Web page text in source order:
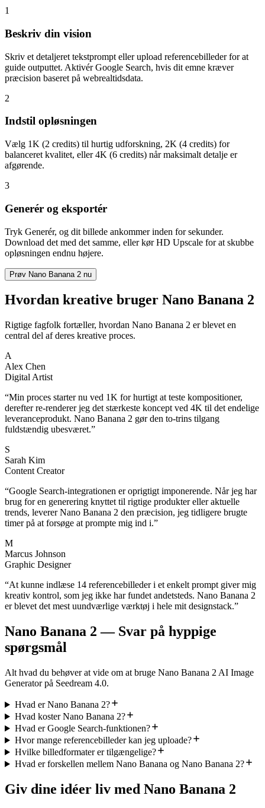
1
Beskriv din vision
Skriv et detaljeret tekstprompt eller upload referencebilleder for at
guide outputtet. Aktivér Google Search, hvis dit emne kræver
præcision baseret på webrealtidsdata.
2
Indstil opløsningen
Vælg 1K (2 credits) til hurtig udforskning, 2K (4 credits) for
balanceret kvalitet, eller 4K (6 credits) når maksimalt detalje er
afgørende.
3
Generér og eksportér
Tryk Generér, og dit billede ankommer inden for sekunder.
Download det med det samme, eller kør HD Upscale for at skubbe
opløsningen endnu højere.
Prøv Nano Banana 2 nu
Hvordan kreative bruger Nano Banana 2
Rigtige fagfolk fortæller, hvordan Nano Banana 2 er blevet en
central del af deres kreative proces.
A
Alex Chen
Digital Artist
“Min proces starter nu ved 1K for hurtigt at teste kompositioner,
derefter re-renderer jeg det stærkeste koncept ved 4K til det endelige
leveranceprodukt. Nano Banana 2 gør den to-trins tilgang
fuldstændig ubesværet.”
S
Sarah Kim
Content Creator
“Google Search-integrationen er oprigtigt imponerende. Når jeg har
brug for en generering knyttet til rigtige produkter eller aktuelle
trends, leverer Nano Banana 2 den præcision, jeg tidligere brugte
timer på at forsøge at prompte mig ind i.”
M
Marcus Johnson
Graphic Designer
“At kunne indlæse 14 referencebilleder i et enkelt prompt giver mig
kreativ kontrol, som jeg ikke har fundet andetsteds. Nano Banana 2
er blevet det mest uundværlige værktøj i hele mit designstack.”
Nano Banana 2 — Svar på hyppige
spørgsmål
Alt hvad du behøver at vide om at bruge Nano Banana 2 AI Image
Generator på Seedream 4.0.
Hvad er Nano Banana 2?
Hvad koster Nano Banana 2?
Hvad er Google Search-funktionen?
Hvor mange referencebilleder kan jeg uploade?
Hvilke billedformater er tilgængelige?
Hvad er forskellen mellem Nano Banana og Nano Banana 2?
Giv dine idéer liv med Nano Banana 2